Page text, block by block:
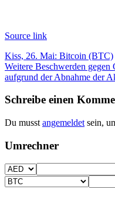
Source link
Beitragsnavigation
Kiss, 26. Mai: Bitcoin (BTC)
Weitere Beschwerden gegen
aufgrund der Abnahme der
Schreibe einen
Du musst angemeldet sein,
Umrechner